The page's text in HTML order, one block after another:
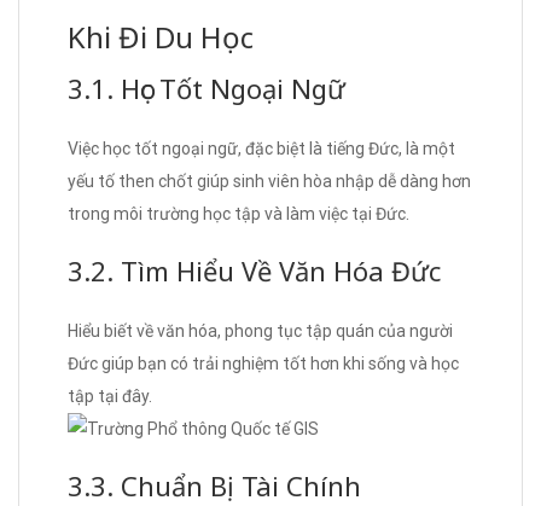
Khi Đi Du Học
3.1. Học Tốt Ngoại Ngữ
Việc học tốt ngoại ngữ, đặc biệt là tiếng Đức, là một
yếu tố then chốt giúp sinh viên hòa nhập dễ dàng hơn
trong môi trường học tập và làm việc tại Đức.
3.2. Tìm Hiểu Về Văn Hóa Đức
Hiểu biết về văn hóa, phong tục tập quán của người
Đức giúp bạn có trải nghiệm tốt hơn khi sống và học
tập tại đây.
3.3. Chuẩn Bị Tài Chính